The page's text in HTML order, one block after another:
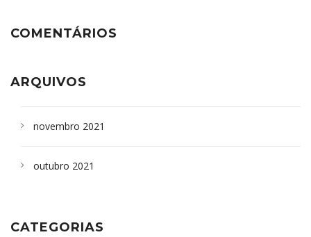
COMENTÁRIOS
ARQUIVOS
novembro 2021
outubro 2021
CATEGORIAS